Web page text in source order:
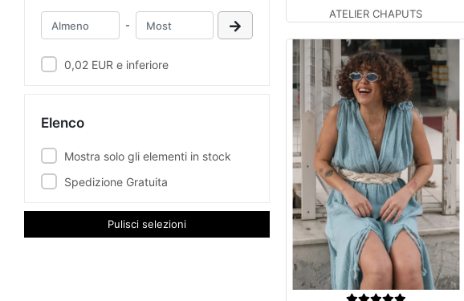
-
0,02 EUR e inferiore
Elenco
Mostra solo gli elementi in stock
Spedizione Gratuita
Pulisci selezioni
ATELIER CHAPUTS